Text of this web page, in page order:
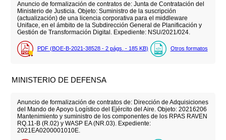
Anuncio de formalización de contratos de: Junta de Contratación del
Ministerio de Justicia. Objeto: Suministro de la suscripción
(actualización) de una licencia corporativa para el middleware
Uniface, en el ámbito de la Subdirección General de Planificación y
Gestión de Transformación Digital. Expediente: NSU/2021/024.
PDF (BOE-B-2021-38528 - 2 págs. - 185 KB) Otros formatos
MINISTERIO DE DEFENSA
Anuncio de formalización de contratos de: Dirección de Adquisiciones
del Mando de Apoyo Logístico del Ejército del Aire. Objeto: 20216206
Mantenimiento y suministro de los componentes de los RPAS RAVEN
RQ.11-B (R.02) y WASP EA (NR.03). Expediente:
2021EA0200001010E.